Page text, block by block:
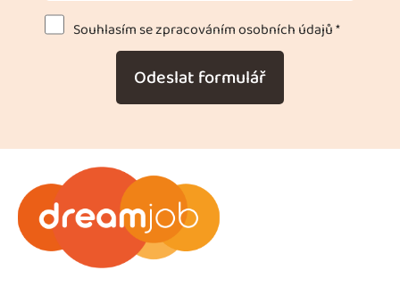
Souhlasím se zpracováním osobních údajů *
Odeslat formulář